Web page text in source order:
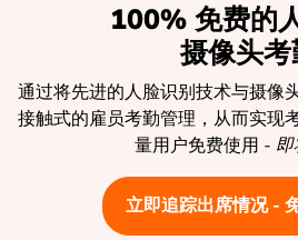
100% 免费的
摄像头考
通过将先进的人脸识别技术与摄像
接触式的雇员考勤管理，从而实现
量用户免费使用 - 即
立即追踪出席情况 -